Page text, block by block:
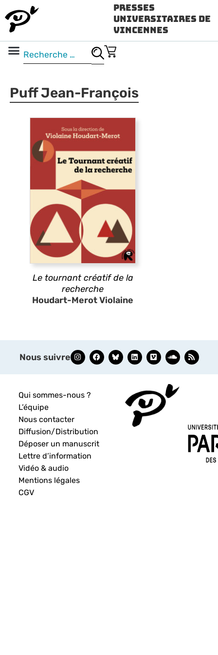
Presses
Universitaires de
Vincennes
Puff Jean-François
Le tournant créatif de la
recherche
Houdart-Merot Violaine
Nous suivre
Qui sommes-nous ?
L’équipe
Nous contacter
Diffusion/Distribution
Déposer un manuscrit
Lettre d’information
Vidéo & audio
Mentions légales
CGV